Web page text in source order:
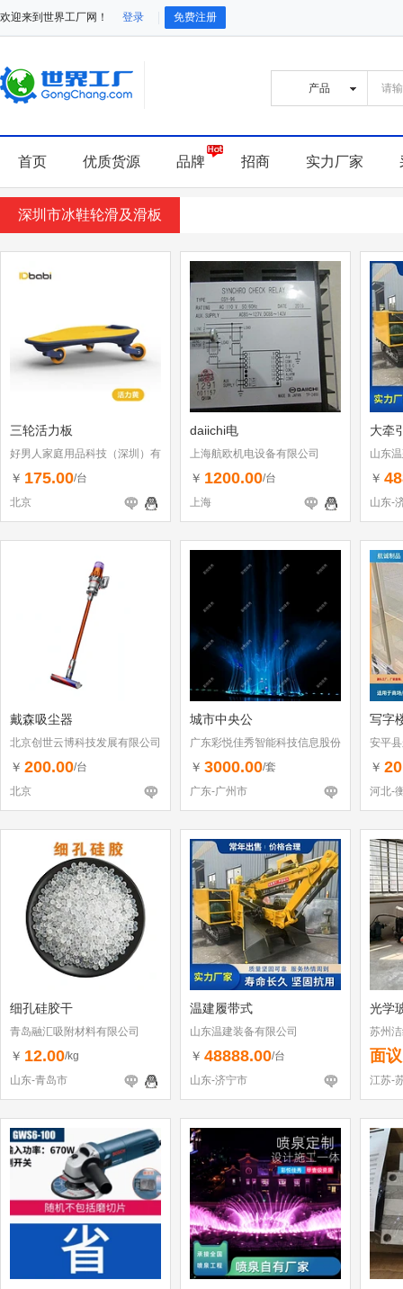
欢迎来到世界工厂网！ 登录 免费注册
首页 优质货源 品牌 招商 实力厂家
深圳市冰鞋轮滑及滑板
三轮活力板
好男人家庭用品科技（深圳）有
限公司
￥ 175.00/台
北京
daiichi电
上海航欧机电设备有限公司
￥ 1200.00/台
上海
大牵
山东
￥
山东-
戴森吸尘器
北京创世云博科技发展有限公司
￥ 200.00/台
北京
城市中央公
广东彩悦佳秀智能科技信息股份
有限公司
￥ 3000.00/套
广东-广州市
写字
安平
￥
河北-
细孔硅胶干
青岛融汇吸附材料有限公司
￥ 12.00/kg
山东-青岛市
温建履带式
山东温建装备有限公司
￥ 48888.00/台
山东-济宁市
光学
苏州
面议
江苏-